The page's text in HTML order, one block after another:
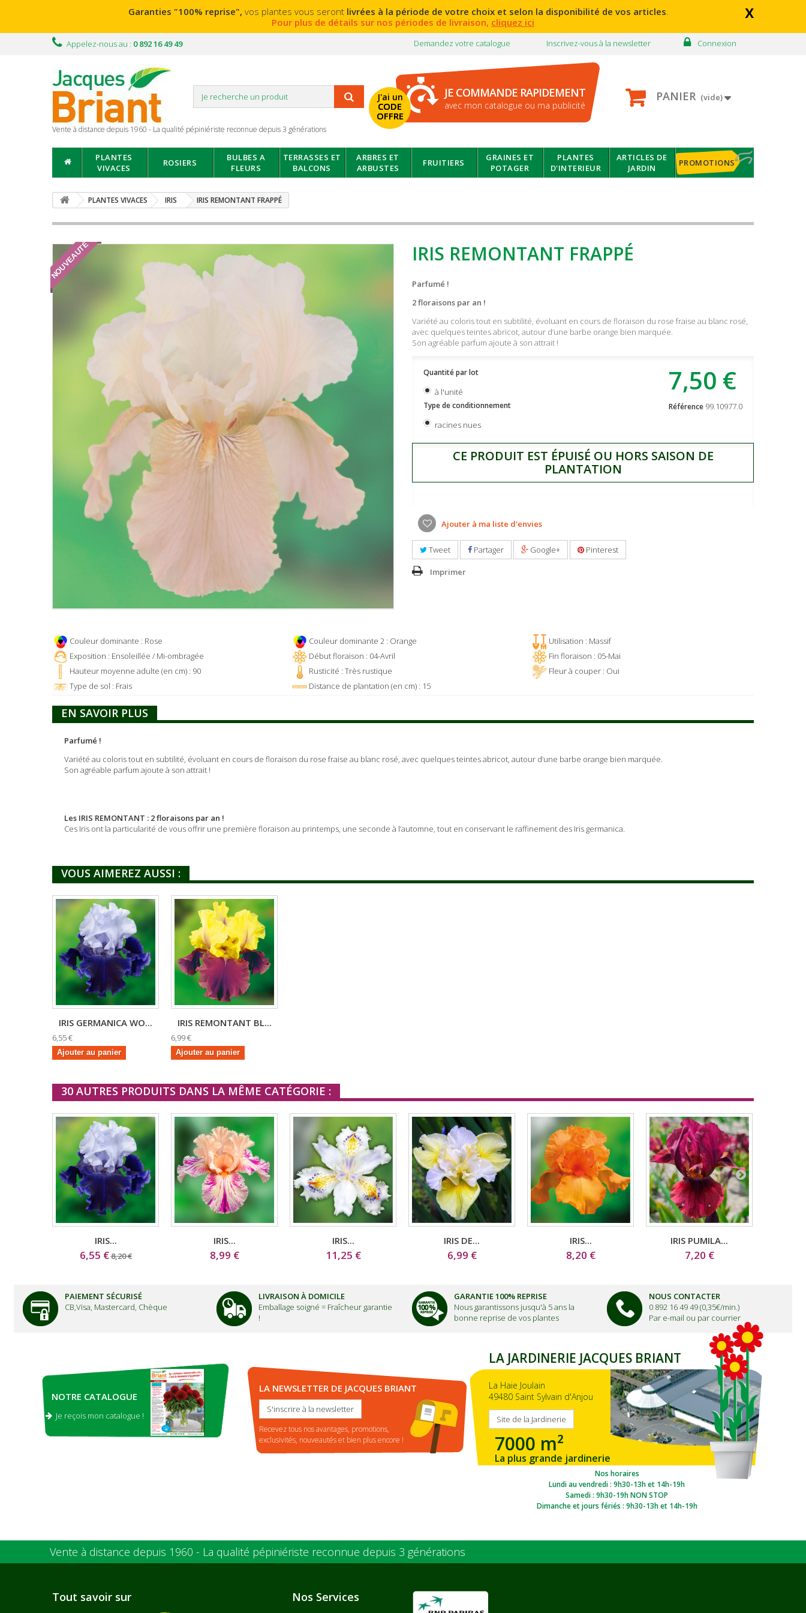
x
Garanties "100% reprise", vos plantes vous seront livrées à la période de votre choix et selon la disponibilité de vos articles.
Pour plus de détails sur nos périodes de livraison, cliquez ici
Connexion
Inscrivez-vous à la newsletter
Demandez votre catalogue
Appelez-nous au : 0 892 16 49 49
Vente à distance depuis 1960 - La qualité pépiniériste reconnue depuis 3 générations
J'ai un
CODE
OFFRE
JE COMMANDE RAPIDEMENT
avec mon catalogue ou ma publicité
PANIER (vide)
PLANTES
VIVACES
ROSIERS
BULBES A
FLEURS
TERRASSES ET
BALCONS
ARBRES ET
ARBUSTES
FRUITIERS
GRAINES ET
POTAGER
PLANTES
D'INTERIEUR
ARTICLES DE
JARDIN
PROMOTIONS
PLANTES VIVACES IRIS IRIS REMONTANT FRAPPÉ
NOUVEAUTÉ IRIS REMONTANT FRAPPÉ
Parfumé !
2 floraisons par an !
Variété au coloris tout en subtilité, évoluant en cours de floraison du rose fraise au blanc rosé,
avec quelques teintes abricot, autour d’une barbe orange bien marquée.
Son agréable parfum ajoute à son attrait !
7,50 €
Référence 99.10977.0
Quantité par lot
à l'unité
Type de conditionnement
racines nues
CE PRODUIT EST ÉPUISÉ OU HORS SAISON DE
PLANTATION
Ajouter à ma liste d'envies
Tweet Partager Google+ Pinterest
Imprimer
Couleur dominante : Rose Couleur dominante 2 : Orange
Utilisation : Massif
Exposition : Ensoleillée / Mi-ombragée
Début floraison : 04-Avril
Fin floraison : 05-Mai
Hauteur moyenne adulte (en cm) : 90
Rusticité : Très rustique
Fleur à couper : Oui
Type de sol : Frais
Distance de plantation (en cm) : 15
EN SAVOIR PLUS
Parfumé !
Variété au coloris tout en subtilité, évoluant en cours de floraison du rose fraise au blanc rosé, avec quelques teintes abricot, autour d’une barbe orange bien marquée.
Son agréable parfum ajoute à son attrait !
Les IRIS REMONTANT : 2 floraisons par an !
Ces Iris ont la particularité de vous offrir une première floraison au printemps, une seconde à l’automne, tout en conservant le raffinement des Iris germanica.
VOUS AIMEREZ AUSSI :
IRIS GERMANICA WO...
6,55 €
Ajouter au panier
IRIS REMONTANT BL...
6,99 €
Ajouter au panier
30 AUTRES PRODUITS DANS LA MÊME CATÉGORIE :
IRIS...
6,55 €8,20 €
IRIS...
8,99 €
IRIS...
11,25 €
IRIS DE...
6,99 €
IRIS...
8,20 €
IRIS PUMILA...
7,20 €
PAIEMENT SÉCURISÉ
CB,Visa, Mastercard, Chèque
LIVRAISON À DOMICILE
Emballage soigné = Fraîcheur garantie
!
GARANTIE 100% REPRISE
Nous garantissons jusqu'à 5 ans la
bonne reprise de vos plantes
NOUS CONTACTER
0 892 16 49 49 (0,35€/min.)
Par e-mail ou par courrier
NOTRE CATALOGUE
Je reçois mon catalogue !
LA NEWSLETTER DE JACQUES BRIANT
S'inscrire à la newsletter
Recevez tous nos avantages, promotions,
exclusivités, nouveautés et bien plus encore !
LA JARDINERIE JACQUES BRIANT
La Haie Joulain
49480 Saint Sylvain d'Anjou
Site de la Jardinerie
7000 m²
La plus grande jardinerie
de la région Ouest
Nos horaires
Lundi au vendredi : 9h30-13h et 14h-19h
Samedi : 9h30-19h NON STOP
Dimanche et jours fériés : 9h30-13h et 14h-19h
Vente à distance depuis 1960 - La qualité pépiniériste reconnue depuis 3 générations
Tout savoir sur Nos Services